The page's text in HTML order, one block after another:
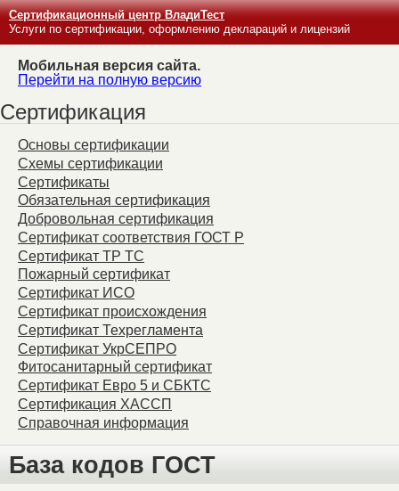
Сертификационный центр ВладиТест
Услуги по сертификации, оформлению деклараций и лицензий
Мобильная версия сайта.
Перейти на полную версию
Сертификация
Основы сертификации
Схемы сертификации
Сертификаты
Обязательная сертификация
Добровольная сертификация
Сертификат соответствия ГОСТ Р
Сертификат ТР ТС
Пожарный сертификат
Сертификат ИСО
Сертификат происхождения
Сертификат Техрегламента
Сертификат УкрСЕПРО
Фитосанитарный сертификат
Сертификат Евро 5 и СБКТС
Сертификация ХАССП
Справочная информация
База кодов ГОСТ